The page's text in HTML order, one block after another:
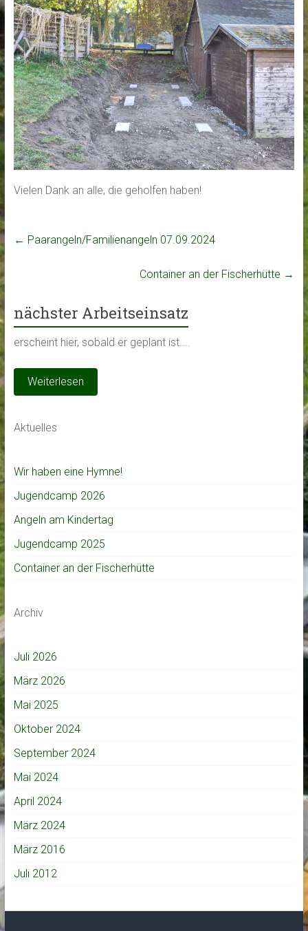
Vielen Dank an alle, die geholfen haben!
← Paarangeln/Familienangeln 07.09.2024
Container an der Fischerhütte →
nächster Arbeitseinsatz
erscheint hier, sobald er geplant ist....
Weiterlesen
Aktuelles
Wir haben eine Hymne!
Jugendcamp 2026
Angeln am Kindertag
Jugendcamp 2025
Container an der Fischerhütte
Archiv
Juli 2026
März 2026
Mai 2025
Oktober 2024
September 2024
Mai 2024
April 2024
März 2024
März 2016
Juli 2012